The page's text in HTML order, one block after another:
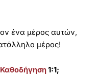
ένα μέρος αυτών,
μέρος!
Καθοδήγηση1:1;